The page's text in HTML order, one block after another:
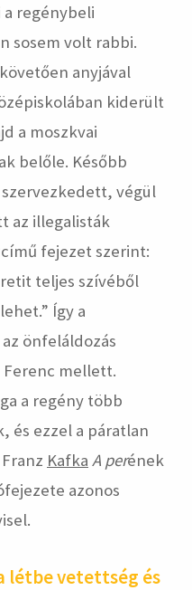
a regénybeli
sosem volt rabbi.
anyjával
kiderült
a moszkvai
belőle. Később
végül
az illegalisták
fejezet szerint:
teljes szívéből
Így a
önfeláldozás
mellett.
a regény több
és ezzel a páratlan
Kafka A perének
azonos
létbe vetettség és